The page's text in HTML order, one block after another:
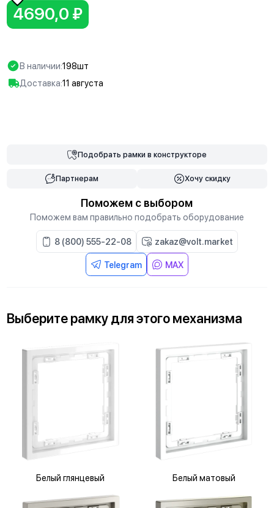
4690,0 ₽
В наличии:198шт
Доставка:11 августа
Подобрать рамкив конструкторе
Партнерам Хочу скидку
Поможем с выбором
Поможем вам правильно подобрать оборудование
8 (800) 555-22-08 zakaz@volt.market
Telegram MAX
Выберитерамку дляэтого механизма
Белый глянцевый Белый матовый